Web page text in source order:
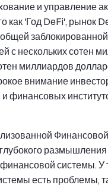
и управление
как 'Год DeFi', рынок
с нескольких сотен
миллиардов
внимание
и финансовых
системы. У
есть проблемы,